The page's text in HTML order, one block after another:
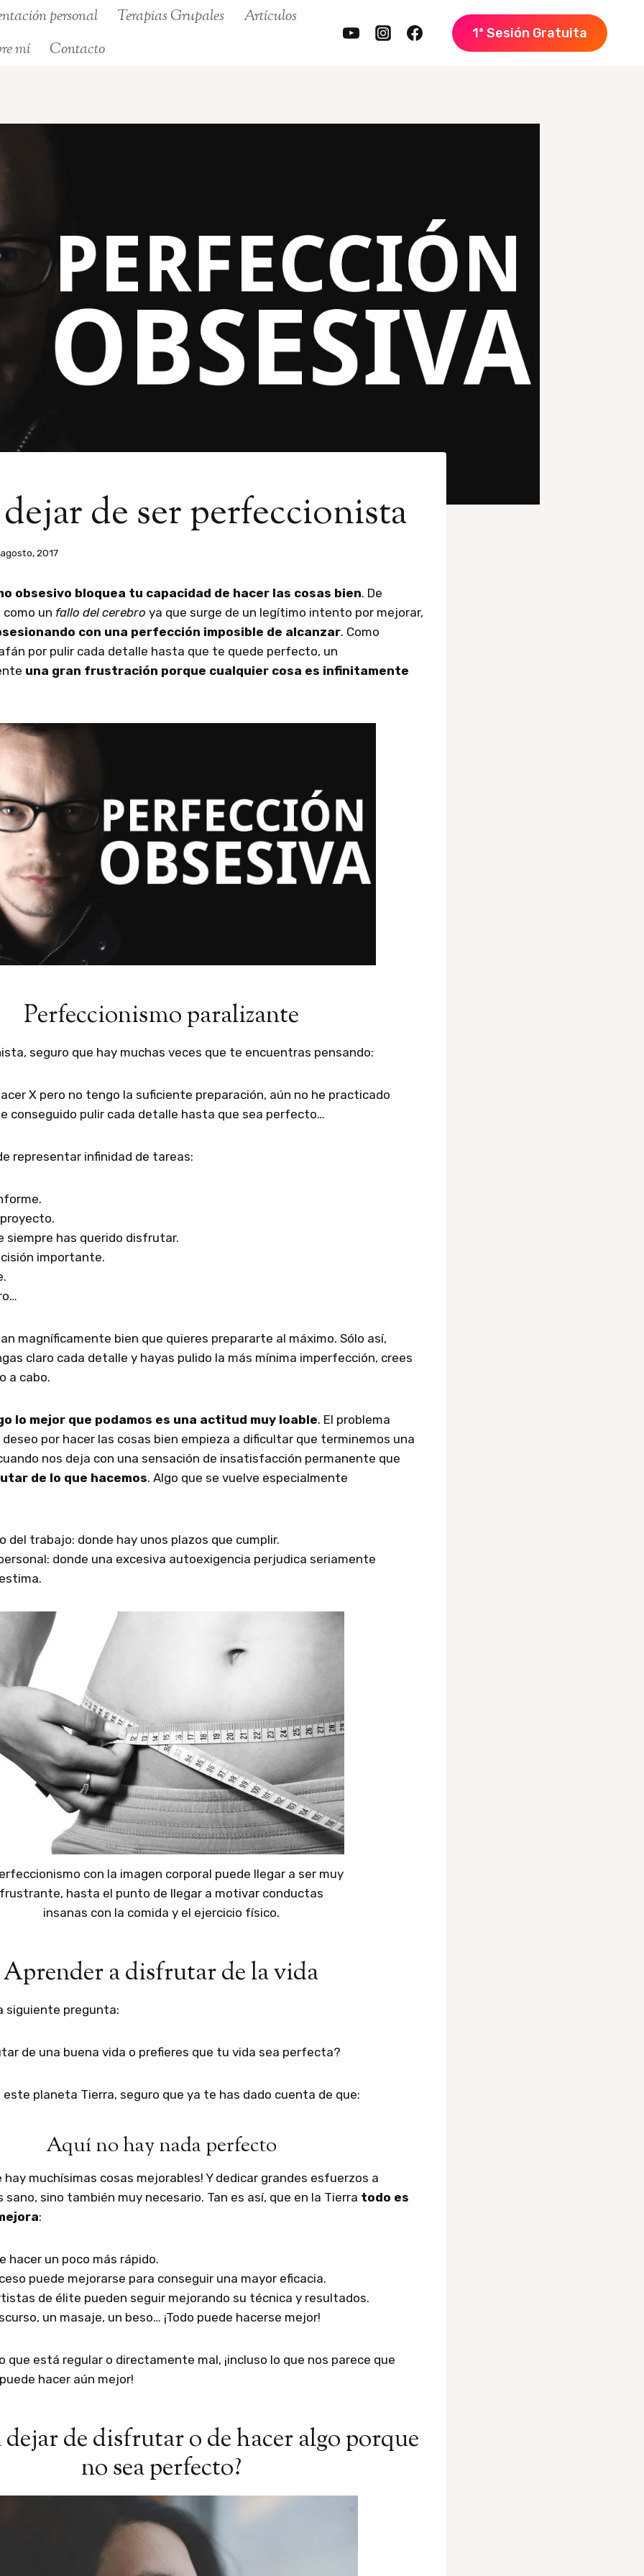
personal Terapias Grupales
Artículos
mí
Contacto
1ª Sesión Gratuita
de ser perfeccionista
2017
obsesivo bloquea tu capacidad de hacer las cosas bien. De
un fallo del cerebro ya que surge de un legítimo intento por mejorar,
con una perfección imposible de alcanzar. Como
por pulir cada detalle hasta que te quede perfecto, un
una gran frustración porque cualquier cosa es infinitamente
Perfeccionismo paralizante
seguro que hay muchas veces que te encuentras pensando:
X pero no tengo la suficiente preparación, aún no he practicado
conseguido pulir cada detalle hasta que sea perfecto…
representar infinidad de tareas:
siempre has querido disfrutar.
importante.
magníficamente bien que quieres prepararte al máximo. Sólo así,
claro cada detalle y hayas pulido la más mínima imperfección, crees
a cabo.
lo mejor que podamos es una actitud muy loable. El problema
por hacer las cosas bien empieza a dificultar que terminemos una
nos deja con una sensación de insatisfacción permanente que
de lo que hacemos. Algo que se vuelve especialmente
del trabajo: donde hay unos plazos que cumplir.
donde una excesiva autoexigencia perjudica seriamente
con la imagen corporal puede llegar a ser muy
hasta el punto de llegar a motivar conductas
insanas con la comida y el ejercicio físico.
Aprender a disfrutar de la vida
siguiente pregunta:
de una buena vida o prefieres que tu vida sea perfecta?
este planeta Tierra, seguro que ya te has dado cuenta de que:
Aquí no hay nada perfecto
hay muchísimas cosas mejorables! Y dedicar grandes esfuerzos a
sano, sino también muy necesario. Tan es así, que en la Tierra todo es
:
hacer un poco más rápido.
puede mejorarse para conseguir una mayor eficacia.
de élite pueden seguir mejorando su técnica y resultados.
un masaje, un beso… ¡Todo puede hacerse mejor!
que está regular o directamente mal, ¡incluso lo que nos parece que
hacer aún mejor!
dejar de disfrutar o de hacer algo porque
no sea perfecto?